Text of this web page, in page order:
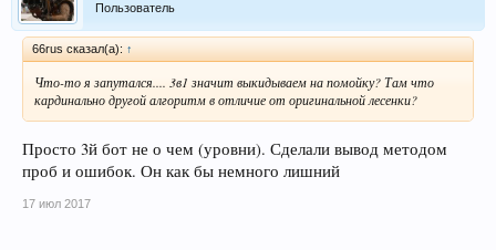
Пользователь
66rus сказал(а): ↑
Что-то я запутался.... 3в1 значит выкидываем на помойку? Там что
кардинально другой алгоритм в отличие от оригинальной лесенки?
Просто 3й бот не о чем (уровни). Сделали вывод методом
проб и ошибок. Он как бы немного лишний
17 июл 2017